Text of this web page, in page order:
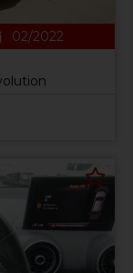
02/2022